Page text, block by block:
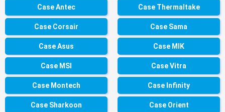
Case Antec Case Thermaltake
Case Corsair Case Sama
Case Asus Case MIK
Case MSI Case Vitra
Case Montech Case Infinity
Case Sharkoon Case Orient